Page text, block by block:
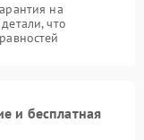
на
что
и бесплатная